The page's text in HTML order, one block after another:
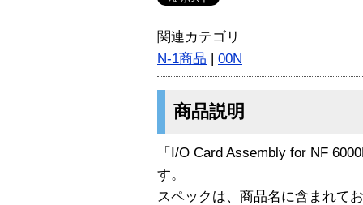
関連カテゴリ
N-1商品 | 00N
商品説明
「I/O Card Assembly for NF
す。
スペックは、商品名に含まれて